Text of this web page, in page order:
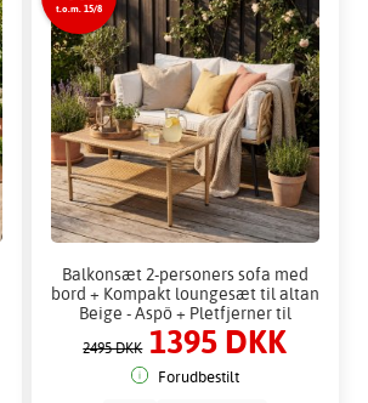
t.o.m. 15/8
Balkonsæt 2-personers sofa med
bord + Kompakt loungesæt til altan
Beige - Aspö + Pletfjerner til
møbler
2495 DKK 1395 DKK
Forudbestilt